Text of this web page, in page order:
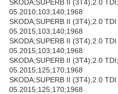
SKODA;SUPERB II (3T4);2.0
05.2010;103;140;1968
SKODA;SUPERB II (3T4);2.0
05.2015;103;140;1968
SKODA;SUPERB II (3T4);2.0
05.2015;103;140;1968
SKODA;SUPERB II (3T4);2.0
05.2015;125;170;1968
SKODA;SUPERB II (3T4);2.0
05.2015;125;170;1968